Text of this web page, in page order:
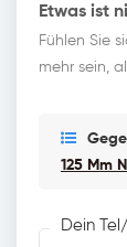
Etwas ist
Fühlen Sie
mehr sein,
125 Mm
Dein